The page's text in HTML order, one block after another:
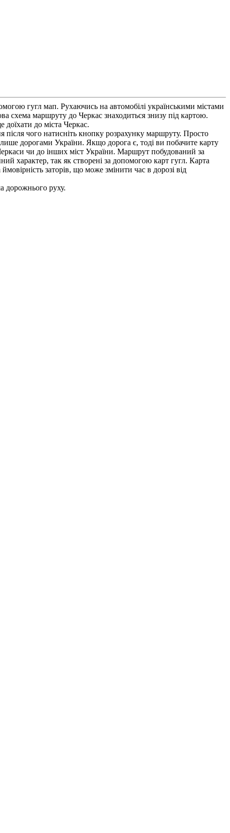
гугл мап. Рухаючись на автомобілі українськими містами
маршруту до Черкас знаходиться знизу під картою.
до міста Черкас.
чого натисніть кнопку розрахунку маршруту. Просто
лише дорогами України. Якщо дорога є, тоді ви побачите карту
чи до інших міст України. Маршрут побудований за
характер, так як створені за допомогою карт гугл. Карта
заторів, що може змінити час в дорозі від
дорожнього руху.